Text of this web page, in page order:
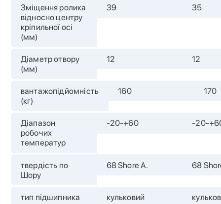
Зміщення ролика
відносно центру
кріпильної осі
(мм)
39 35
Діаметр отвору
(мм)
12 12
вантажопідйомність
(кг)
160 170
Діапазон
робочих
температур
-20-+60 -20-
твердість по
Шору
68 Shore A. 68
тип підшипника кульковий